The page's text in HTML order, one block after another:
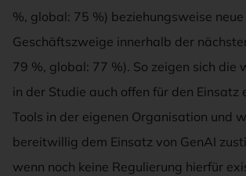
%, global: 75 %) beziehungsweise neue
Geschäftszweige innerhalb der
79 %, global: 77 %). So zeigen sich die
in der Studie auch offen für den Einsatz
Tools in der eigenen Organisation und
bereitwillig dem Einsatz von GenAI
wenn noch keine Regulierung hierfür